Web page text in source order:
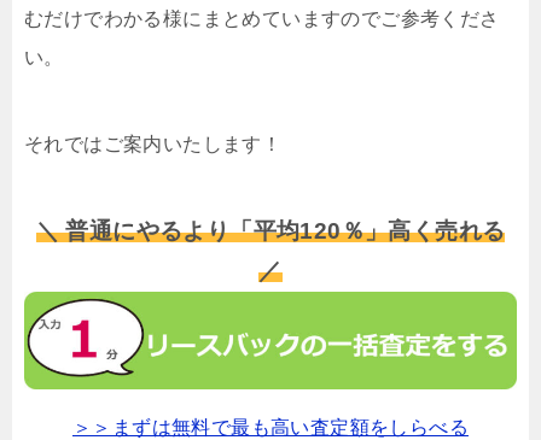
むだけでわかる様にまとめていますのでご参考くださ
い。
それではご案内いたします！
＼ 普通にやるより「平均120％」高く売れる
／
＞＞まずは無料で最も高い査定額をしらべる